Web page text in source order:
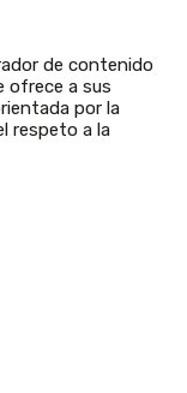
de contenido
ofrece a sus
por la
respeto a la